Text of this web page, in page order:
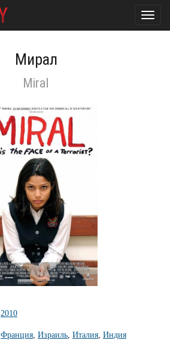
Мирал
Miral
2010
Франция Израиль Италия Индия